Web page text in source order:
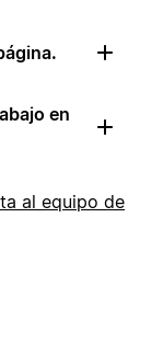
en
al equipo de